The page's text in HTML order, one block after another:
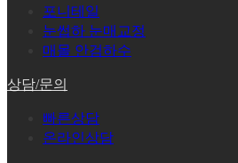
포니테일
눈썹하 눈매교정
매몰 안검하수
상담/문의
빠른상담
온라인상담